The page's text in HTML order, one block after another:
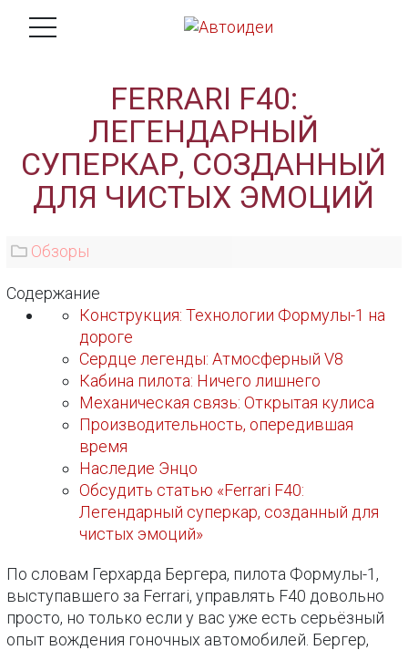
FERRARI F40:
ЛЕГЕНДАРНЫЙ
СУПЕРКАР, СОЗДАННЫЙ
ДЛЯ ЧИСТЫХ ЭМОЦИЙ
Обзоры
Содержание
Конструкция: Технологии Формулы-1 на
дороге
Сердце легенды: Атмосферный V8
Кабина пилота: Ничего лишнего
Механическая связь: Открытая кулиса
Производительность, опередившая
время
Наследие Энцо
Обсудить статью «Ferrari F40:
Легендарный суперкар, созданный для
чистых эмоций»
По словам Герхарда Бергера, пилота Формулы-1,
выступавшего за Ferrari, управлять F40 довольно
просто, но только если у вас уже есть серьёзный
опыт вождения гоночных автомобилей. Бергер,